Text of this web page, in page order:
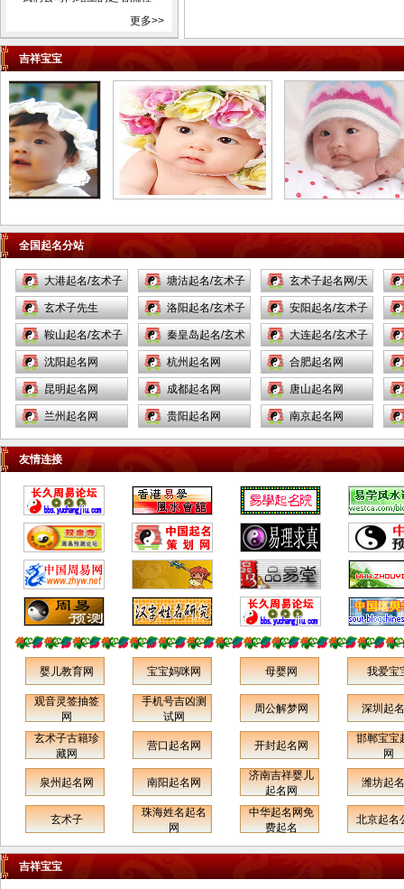
包头市乌海市赤峰市通辽市根
河市丰镇市满洲里市牙克石市
阿尔山市呼和浩特市霍林郭勒
市鄂尔多斯市呼伦贝尔彦淖尔
市乌兰察布市锡林浩特市二连
浩特市乌兰浩特市阿拉善左旗
辽宁省沈阳市新民市大连市庄
河市长海县鞍山市海城市抚顺
市本溪市丹东市东港市凤城市
州市阜新市辽阳市灯塔市盘锦
市铁岭市开原市朝阳市凌源市
北票市兴城市大石桥市瓦房店
市普兰店市调兵山市葫芦岛市
吉林省长春市九台市榆树市德
惠市吉林市舒兰市桦甸市蛟河
市磐石市四平市双辽市辽源市
通化市集安市白山市临江市松
原市白城市大安市洮南市延吉
市图们市敦化市龙井市珲春市
和龙市公主岭市梅河口市黑龙
市讷河市鹤岗市鸡西市密山市
虎林市大庆市伊春市铁力市宁
安市海林市穆棱市同江市富锦
市黑河市北安市绥化市安达市
肇东市海伦市七台河市双鸭山
市牡丹江市佳木斯市绥芬河市
哈尔滨市齐齐哈尔市五大连池
市上海市黄浦卢湾区徐汇区长
宁区静安区普陀区闸北区虹口
区杨浦区宝山区闵行区嘉定区
松江区金山区青浦区南汇区奉
贤区浦东新区江苏省南京市无
锡市江阴市宜兴市徐州市邳州
市新沂市常州市金坛市溧阳市
苏州市常熟市太仓市昆山市吴
市启东市淮安市盐城市东台市
更多>>
吉祥宝宝
全国起名分站
大港起名/玄术子
起名网/
塘沽起名/玄术子
起名网/
玄术子起名网/天
津起名/
玄术子先生 洛阳起名/玄术子
起名网/
安阳起名/玄术子
起名网/
鞍山起名/玄术子
起名网/
秦皇岛起名/玄术
子起名/
大连起名/玄术子
起名网/
沈阳起名网 杭州起名网 合肥起名网
昆明起名网 成都起名网 唐山起名网
兰州起名网 贵阳起名网 南京起名网
安顺起名网 佛山起名网 蚌埠起名网
开远起名网 西昌起名网 嘉峪关起名网
衡阳起名网 南昌起名网 福州起名网
西宁起名网 大同起名网 锦州起名网
乌鲁木齐起名网 重庆起名网 上海起名网
静海起名网 宁河起名网 北辰起名网
天津和平区起名网 河北区起名网 南开区起名网
霸州起名网 任丘起名网 柳州起名网
喀什起名网 伊宁起名网 奎屯起名网
南通起名网 镇江起名网 无锡起名网
延安起名网 宝鸡起名网 汉中起名网
玉门起名网 威海起名网 潍坊起名网
枣庄起名网 临沂起名网 新汶起名网
泉州起名网 南平起名网 龙岩起名网
浑江起名网 通化起名网 延吉起名网
友情连接
婴儿教育网 宝宝妈咪网 母婴网 我爱宝
观音灵签抽签
网
手机号吉凶测
试网
周公解梦网 深圳起
玄术子古籍珍
藏网
营口起名网 开封起名网
邯郸宝宝
网
泉州起名网 南阳起名网
济南吉祥婴儿
起名网
潍坊起
玄术子
珠海姓名起名
网
中华起名网免
费起名
北京起名
吉祥宝宝